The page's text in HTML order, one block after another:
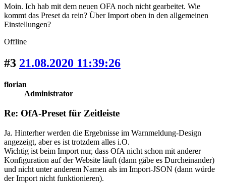
Moin. Ich hab mit dem neuen OFA noch nicht gearbeitet. Wie
kommt das Preset da rein? Über Import oben in den allgemeinen
Einstellungen?
Offline
#3 21.08.2020 11:39:26
florian
Administrator
Re: OfA-Preset für Zeitleiste
Ja. Hinterher werden die Ergebnisse im Warnmeldung-Design
angezeigt, aber es ist trotzdem alles i.O.
Wichtig ist beim Import nur, dass OfA nicht schon mit anderer
Konfiguration auf der Website läuft (dann gäbe es Durcheinander)
und nicht unter anderem Namen als im Import-JSON (dann würde
der Import nicht funktionieren).